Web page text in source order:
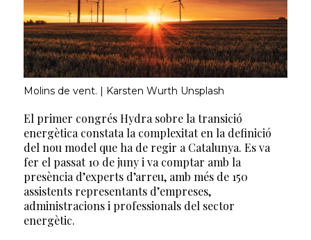
Molins de vent. | Karsten Wurth Unsplash
El primer congrés Hydra sobre la transició
energètica constata la complexitat en la definició
del nou model que ha de regir a Catalunya. Es va
fer el passat 10 de juny i va comptar amb la
presència d’experts d’arreu, amb més de 150
assistents representants d’empreses,
administracions i professionals del sector
energètic.